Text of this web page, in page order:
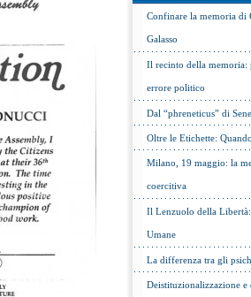
Confinare la memoria di
Galasso
Il recinto della memoria:
errore politico
Dal “phreneticus” di
Oltre le Etichette:
Milano, 19 maggio: la
coercitiva
Il Lenzuolo della
Umane
La differenza tra gli
Deistituzionalizzazione e